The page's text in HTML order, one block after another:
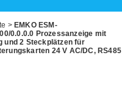
> EMKO ESM-
0.0.0.0 Prozessanzeige mit
und 2 Steckplätzen für
24 V AC/DC, RS485